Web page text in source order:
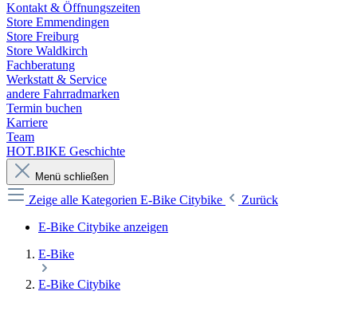
Kontakt & Öffnungszeiten
Store Emmendingen
Store Freiburg
Store Waldkirch
Fachberatung
Werkstatt & Service
andere Fahrradmarken
Termin buchen
Karriere
Team
HOT.BIKE Geschichte
Menü schließen
Zeige alle Kategorien E-Bike Citybike
Zurück
E-Bike Citybike anzeigen
E-Bike
E-Bike Citybike